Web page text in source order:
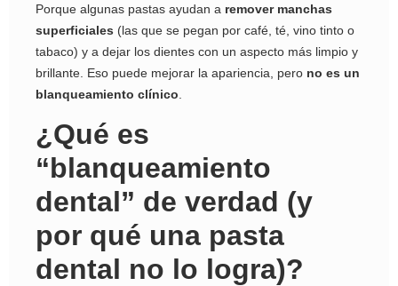
Porque algunas pastas ayudan a remover manchas
superficiales (las que se pegan por café, té, vino tinto o
tabaco) y a dejar los dientes con un aspecto más limpio y
brillante. Eso puede mejorar la apariencia, pero no es un
blanqueamiento clínico
¿Qué es
“blanqueamiento
dental” de verdad (y
por qué una pasta
dental no lo logra)?